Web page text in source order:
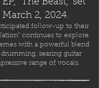
“The Beast,” set
2, 2024.
follow-up to their
continues to explore
with a powerful blend
searing guitar
range of vocals.